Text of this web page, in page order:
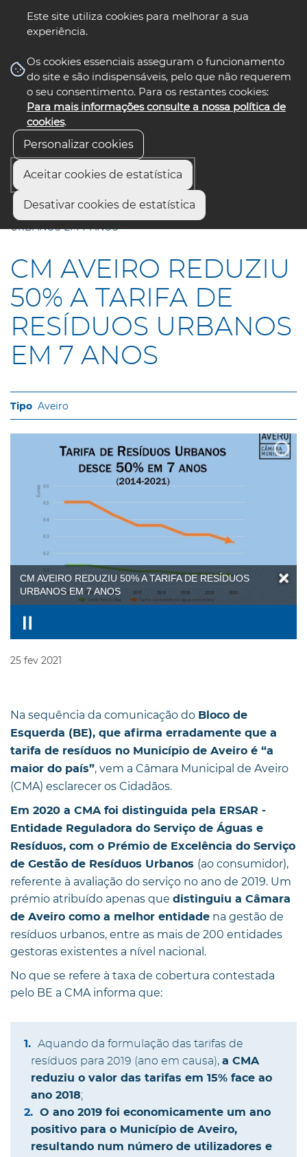
Este site utiliza cookies para melhorar a sua
experiência.
Os cookies essenciais asseguram o funcionamento
do site e são indispensáveis, pelo que não requerem
o seu consentimento. Para os restantes cookies:
Para mais informações consulte a nossa política de
cookies.
Personalizar cookies
Aceitar cookies de estatística
Desativar cookies de estatística
nos select language
Início
CM AVEIRO REDUZIU 50% A TARIFA DE RESÍDUOS
URBANOS EM 7 ANOS
CM AVEIRO REDUZIU
50% A TARIFA DE
RESÍDUOS URBANOS
EM 7 ANOS
Aveiro
CM AVEIRO REDUZIU 50% A TARIFA DE RESÍDUOS
URBANOS EM 7 ANOS
25 fev 2021
Na sequência da comunicação do Bloco de
Esquerda (BE), que afirma erradamente que a
tarifa de resíduos no Município de Aveiro é “a
maior do país”, vem a Câmara Municipal de Aveiro
(CMA) esclarecer os Cidadãos.
Em 2020 a CMA foi distinguida pela ERSAR -
Entidade Reguladora do Serviço de Águas e
Resíduos, com o Prémio de Excelência do Serviço
de Gestão de Resíduos Urbanos (ao consumidor),
referente à avaliação do serviço no ano de 2019. Um
prémio atribuído apenas que distinguiu a Câmara
de Aveiro como a melhor entidade na gestão de
resíduos urbanos, entre as mais de 200 entidades
gestoras existentes a nível nacional.
No que se refere à taxa de cobertura contestada
pelo BE a CMA informa que:
Aquando da formulação das tarifas de
resíduos para 2019 (ano em causa), a CMA
reduziu o valor das tarifas em 15% face ao
ano 2018;
O ano 2019 foi economicamente um ano
positivo para o Município de Aveiro,
resultando num número de utilizadores e